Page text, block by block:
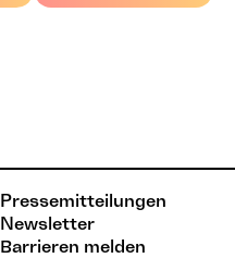
Pressemitteilungen
Newsletter
Barrieren melden